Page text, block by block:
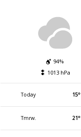
94%
1013 hPa
Today
Tmrw.